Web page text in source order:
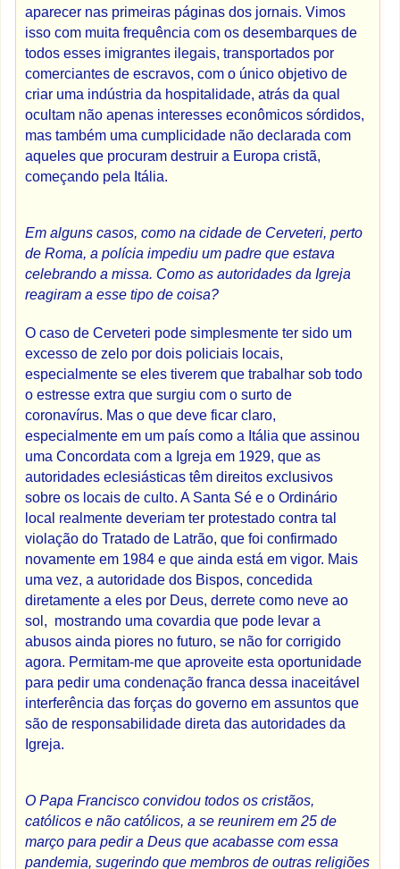
aparecer nas primeiras páginas dos jornais. Vimos
isso com muita frequência com os desembarques de
todos esses imigrantes ilegais, transportados por
comerciantes de escravos, com o único objetivo de
criar uma indústria da hospitalidade, atrás da qual
ocultam não apenas interesses econômicos sórdidos,
mas também uma cumplicidade não declarada com
aqueles que procuram destruir a Europa cristã,
começando pela Itália.
Em alguns casos, como na cidade de Cerveteri, perto
de Roma, a polícia impediu um padre que estava
celebrando a missa. Como as autoridades da Igreja
reagiram a esse tipo de coisa?
O caso de Cerveteri pode simplesmente ter sido um
excesso de zelo por dois policiais locais,
especialmente se eles tiverem que trabalhar sob todo
o estresse extra que surgiu com o surto de
coronavírus. Mas o que deve ficar claro,
especialmente em um país como a Itália que assinou
uma Concordata com a Igreja em 1929, que as
autoridades eclesiásticas têm direitos exclusivos
sobre os locais de culto. A Santa Sé e o Ordinário
local realmente deveriam ter protestado contra tal
violação do Tratado de Latrão, que foi confirmado
novamente em 1984 e que ainda está em vigor. Mais
uma vez, a autoridade dos Bispos, concedida
diretamente a eles por Deus, derrete como neve ao
sol, mostrando uma covardia que pode levar a
abusos ainda piores no futuro, se não for corrigido
agora. Permitam-me que aproveite esta oportunidade
para pedir uma condenação franca dessa inaceitável
interferência das forças do governo em assuntos que
são de responsabilidade direta das autoridades da
Igreja.
O Papa Francisco convidou todos os cristãos,
católicos e não católicos, a se reunirem em 25 de
março para pedir a Deus que acabasse com essa
pandemia, sugerindo que membros de outras religiões